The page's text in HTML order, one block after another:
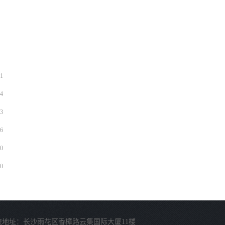
地址：长沙雨花区香樟路云集国际大厦11楼